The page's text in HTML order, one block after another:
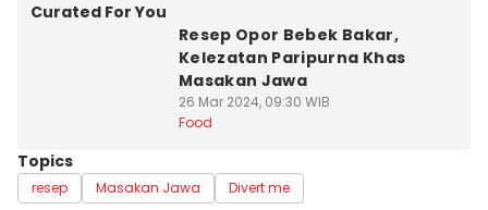
Curated For You
Resep Opor Bebek Bakar,
Kelezatan Paripurna Khas
Masakan Jawa
26 Mar 2024, 09:30 WIB
Food
Topics
resep Masakan Jawa Divert me